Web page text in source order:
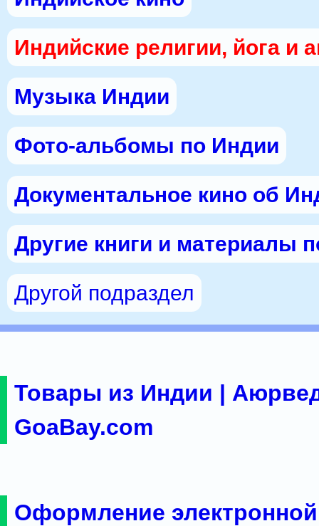
Индийские религии, йога и
Музыка Индии
Фото-альбомы по Индии
Документальное кино об
Другие книги и материалы
Другой подраздел
Товары из Индии |
GoaBay.com
Оформление электронной